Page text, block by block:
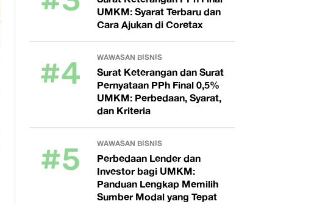
UMKM: Syarat Terbaru dan
Cara Ajukan di Coretax
#4 WAWASAN BISNIS
Surat Keterangan dan Surat
Pernyataan PPh Final 0,5%
UMKM: Perbedaan, Syarat,
dan Kriteria
#5 WAWASAN BISNIS
Perbedaan Lender dan
Investor bagi UMKM:
Panduan Lengkap Memilih
Sumber Modal yang Tepat